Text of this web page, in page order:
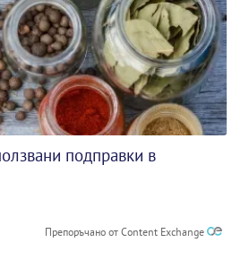
подправки в
Препоръчано от Content Exchange